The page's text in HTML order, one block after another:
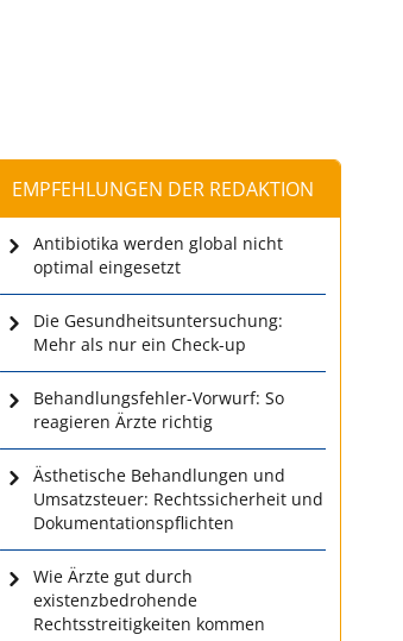
EMPFEHLUNGEN DER REDAKTION
Antibiotika werden global nicht
optimal eingesetzt
Die Gesundheitsuntersuchung:
Mehr als nur ein Check-up
Behandlungsfehler-Vorwurf: So
reagieren Ärzte richtig
Ästhetische Behandlungen und
Umsatzsteuer: Rechtssicherheit und
Dokumentationspflichten
Wie Ärzte gut durch
existenzbedrohende
Rechtsstreitigkeiten kommen